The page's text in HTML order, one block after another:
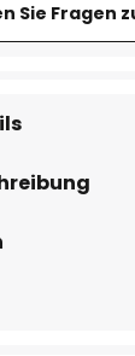
Sie Fragen